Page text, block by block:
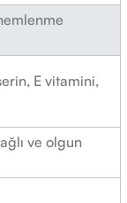
E vitamini,
ve olgun